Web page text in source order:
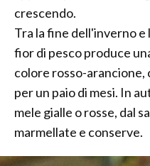
crescendo.
Tra la fine dell'inverno e
fior di pesco produce
colore rosso-arancione,
per un paio di mesi. In
mele gialle o rosse, dal
marmellate e conserve.